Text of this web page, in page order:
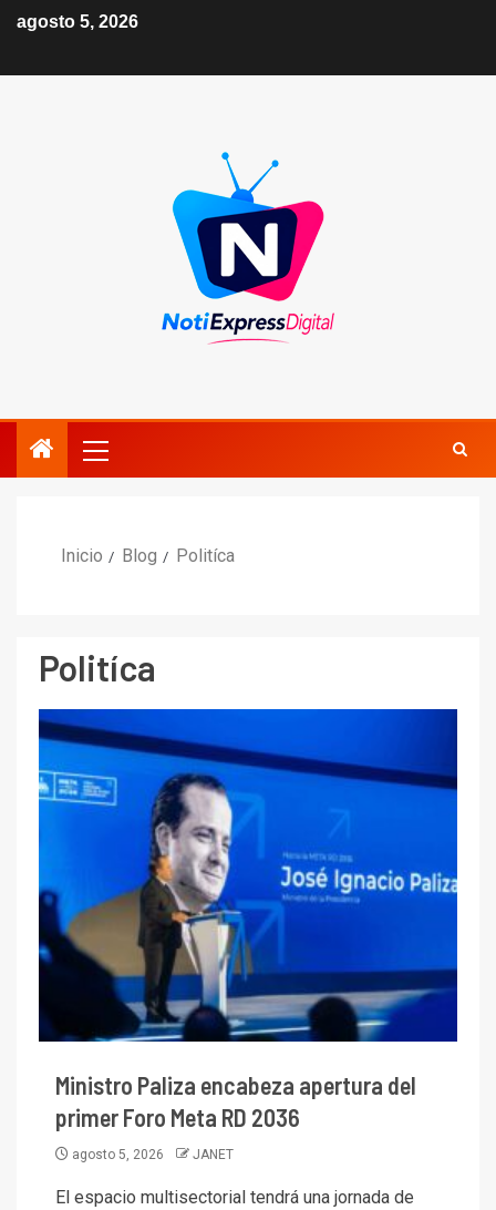
agosto 5, 2026
Inicio Blog Politíca
Politíca
Ministro Paliza encabeza apertura del
primer Foro Meta RD 2036
agosto 5, 2026 JANET
El espacio multisectorial tendrá una jornada de